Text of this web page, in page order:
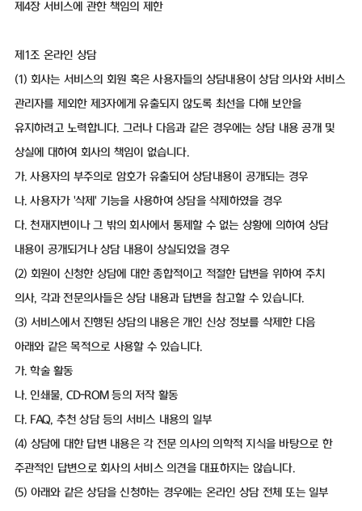
제4장 서비스에 관한 책임의 제한
제1조 온라인 상담
(1) 회사는 서비스의 회원 혹은 사용자들의 상담내용이 상담 의사와 서비스
관리자를 제외한 제3자에게 유출되지 않도록 최선을 다해 보안을
유지하려고 노력합니다. 그러나 다음과 같은 경우에는 상담 내용 공개 및
상실에 대하여 회사의 책임이 없습니다.
가. 사용자의 부주의로 암호가 유출되어 상담내용이 공개되는 경우
나. 사용자가 '삭제' 기능을 사용하여 상담을 삭제하였을 경우
다. 천재지변이나 그 밖의 회사에서 통제할 수 없는 상황에 의하여 상담
내용이 공개되거나 상담 내용이 상실되었을 경우
(2) 회원이 신청한 상담에 대한 종합적이고 적절한 답변을 위하여 주치
의사, 각과 전문의사들은 상담 내용과 답변을 참고할 수 있습니다.
(3) 서비스에서 진행된 상담의 내용은 개인 신상 정보를 삭제한 다음
아래와 같은 목적으로 사용할 수 있습니다.
가. 학술 활동
나. 인쇄물, CD-ROM 등의 저작 활동
다. FAQ, 추천 상담 등의 서비스 내용의 일부
(4) 상담에 대한 답변 내용은 각 전문 의사의 의학적 지식을 바탕으로 한
주관적인 답변으로 회사의 서비스 의견을 대표하지는 않습니다.
(5) 아래와 같은 상담을 신청하는 경우에는 온라인 상담 전체 또는 일부